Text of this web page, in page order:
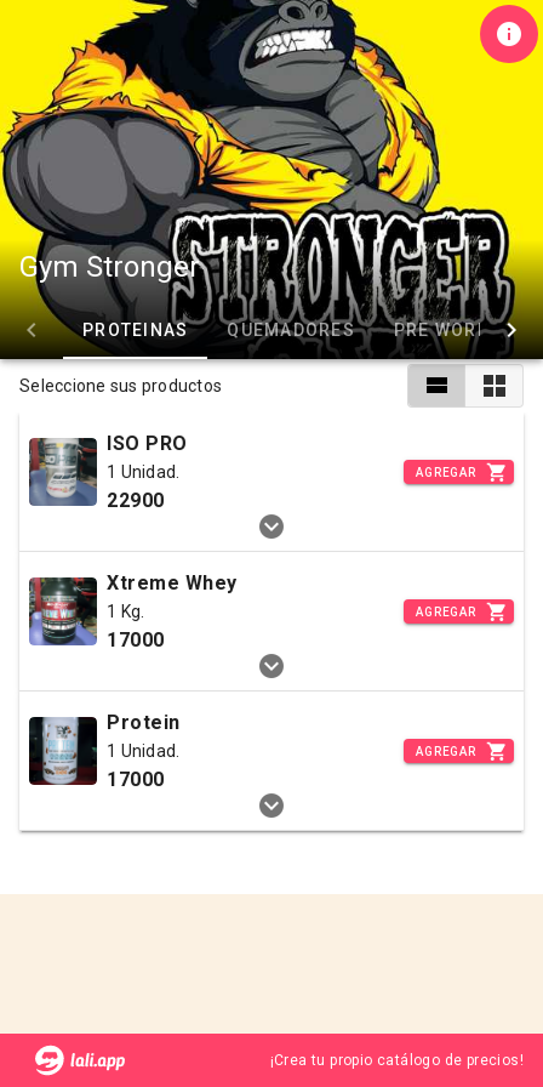
Gym Stronger
PROTEINAS QUEMADORES PRE WORKOUT
Seleccione sus productos
ISO PRO
1 Unidad.
22900
AGREGAR
Xtreme Whey
1 Kg.
17000
AGREGAR
Protein
1 Unidad.
17000
AGREGAR
¡Crea tu propio catálogo de precios!